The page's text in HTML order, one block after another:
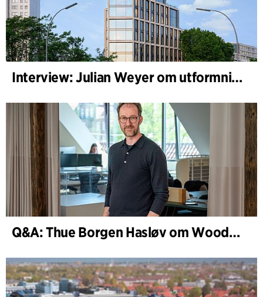
Interview: Julian Weyer om utformningen av B-One
Q&A: Thue Borgen Hasløv om WoodHub